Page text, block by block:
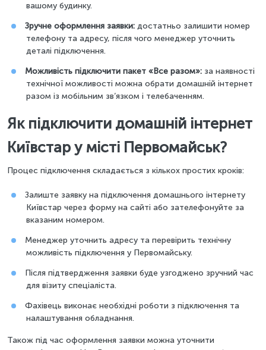
вашому будинку.
Зручне оформлення заявки: достатньо залишити номер
телефону та адресу, після чого менеджер уточнить
деталі підключення.
Можливість підключити пакет «Все разом»: за наявності
технічної можливості можна обрати домашній інтернет
разом із мобільним зв’язком і телебаченням.
Як підключити домашній інтернет
Київстар у місті Первомайськ?
Процес підключення складається з кількох простих кроків:
Залиште заявку на підключення домашнього інтернету
Київстар через форму на сайті або зателефонуйте за
вказаним номером.
Менеджер уточнить адресу та перевірить технічну
можливість підключення у Первомайську.
Після підтвердження заявки буде узгоджено зручний час
для візиту спеціаліста.
Фахівець виконає необхідні роботи з підключення та
налаштування обладнання.
Також під час оформлення заявки можна уточнити